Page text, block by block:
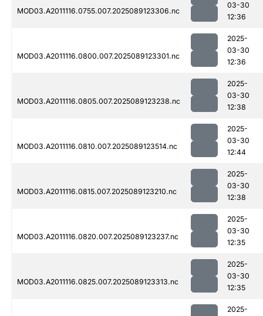
MOD03.A2011116.0755.007.2025089123306.nc
03-30
12:36
MOD03.A2011116.0800.007.2025089123301.nc
2025-
03-30
12:36
MOD03.A2011116.0805.007.2025089123238.nc
2025-
03-30
12:38
MOD03.A2011116.0810.007.2025089123514.nc
2025-
03-30
12:44
MOD03.A2011116.0815.007.2025089123210.nc
2025-
03-30
12:38
MOD03.A2011116.0820.007.2025089123237.nc
2025-
03-30
12:35
MOD03.A2011116.0825.007.2025089123313.nc
2025-
03-30
12:35
2025-